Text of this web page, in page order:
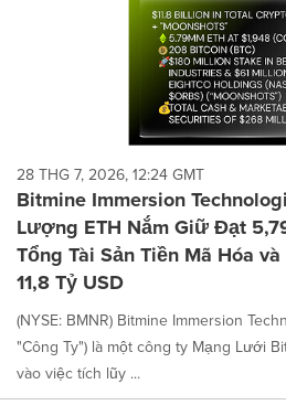
28 THG 7, 2026, 12:24 GMT
Bitmine Immersion
Lượng ETH Nắm Giữ Đạt
Tổng Tài Sản Tiền Mã Hóa
11,8 Tỷ USD
(NYSE: BMNR) Bitmine Immersion
"Công Ty") là một công ty Mạng Lưới
vào việc tích lũy ...